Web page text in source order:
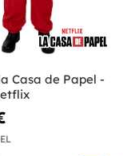
Casa de Papel -